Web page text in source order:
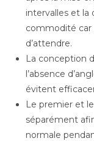
intervalles et la
commodité car
d’attendre.
La conception
l’absence
évitent
Le premier et
séparément
normale